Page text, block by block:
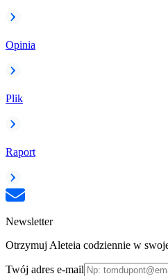
Opinia
Plik
Raport
Newsletter
Otrzymuj Aleteia codziennie w
Twój adres e-mail